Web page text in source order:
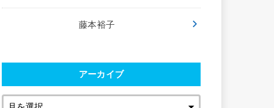
藤本裕子
アーカイブ